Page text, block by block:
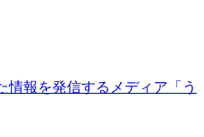
情報を発信するメディア「う